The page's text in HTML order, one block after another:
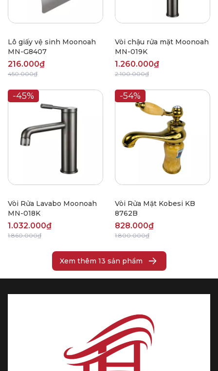
Lô giấy vệ sinh Moonoah
MN-G8407
216.000₫
450.000₫
Vòi chậu rửa mặt Moonoah
MN-019K
1.260.000₫
2.100.000₫
-45%
Vòi Rửa Lavabo Moonoah
MN-018K
1.032.000₫
1.860.000₫
-54%
Vòi Rửa Mặt Kobesi KB
8762B
828.000₫
1.800.000₫
Xem thêm 13 sản phẩm